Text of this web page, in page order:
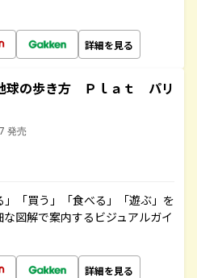
詳細を見る
球の歩き方 Ｐｌａｔ パリ
発売
「買う」「食べる」「遊ぶ」を
図解で案内するビジュアルガイ
詳細を見る